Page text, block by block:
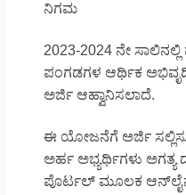
ನಿಗಮ
2023-2024 ನೇ
ಪಂಗಡಗಳ ಆರ್ಥಿಕ
ಅರ್ಜಿ ಆಹ್ವಾನಿಸಲಾದೆ.
ಈ ಯೋಜನೆಗೆ ಅರ್ಜಿ
ಅರ್ಹ ಅಭ್ಯರ್ಥಿಗಳು ಅಗತ್ಯ
ಪೊರ್ಟಲ್ ಮೂಲಕ ಆನ್‌ಲೈನ್‌